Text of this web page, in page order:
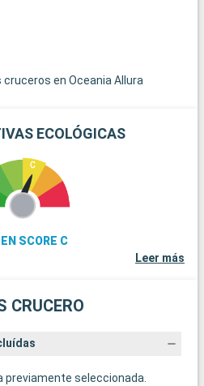
en Oceania Allura
ECOLÓGICAS
SCORE C
Leer más
CRUCERO
previamente seleccionada.